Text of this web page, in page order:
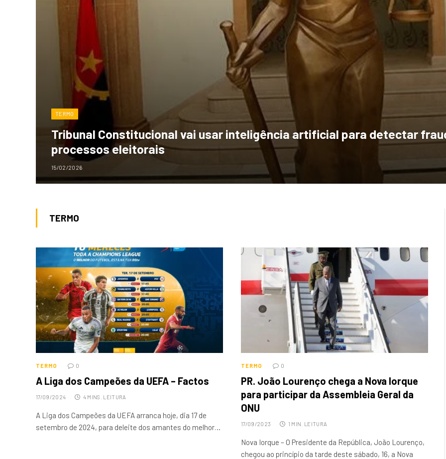
TERMO
Tribunal Constitucional vai usar inteligência artificial para detectar
processos eleitorais
15/02/2026
TERMO
TERMO 0
A Liga dos Campeões da UEFA – Factos
17/09/2024 4 MINS. LEITURA
A Liga dos Campeões da UEFA arranca hoje, dia 17 de
setembro de 2024, para deleite dos amantes do melhor…
TERMO 0
PR. João Lourenço chega a Nova Iorque
para participar da Assembleia Geral da
ONU
17/09/2023 1 MIN. LEITURA
Nova Iorque – O Presidente da República, João Lourenço,
chegou ao princípio da tarde deste sábado, 16, a Nova